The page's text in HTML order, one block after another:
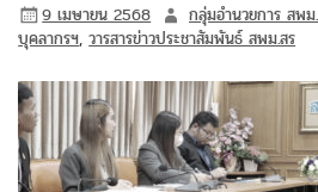
9 เมษายน 2568 กลุ่มอำนวยการ สพม
บุคลากรฯ,วารสารข่าวประชาสัมพันธ์ สพม.สร